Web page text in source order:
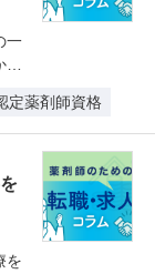
一
定薬剤師資格
を